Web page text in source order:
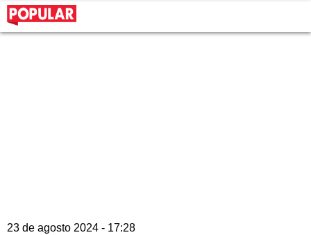
23 de agosto 2024 - 17:28